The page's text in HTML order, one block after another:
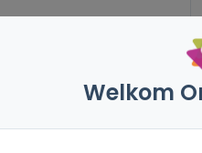
vakken en
materiaal leerlijn a ...
Welkom